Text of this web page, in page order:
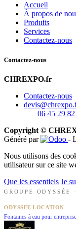
Accueil
À propos de
Produits
Services
Contactez-nous
Contactez-nous
CHREXPO.fr
Contactez-nous
06 45 29
Copyright ©
Généré par
-
Nous utilisons des
utilisateur sur ce site
Que les essentiels Je
GROUPE ODYSSÉE
ODYSSEE LOCATION
Fontaines à eau pour